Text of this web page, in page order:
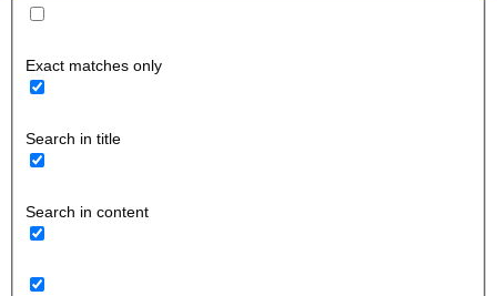
Exact matches only
Search in title
Search in content